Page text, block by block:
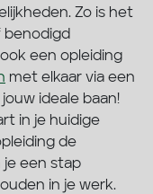
Zo is het
benodigd
een opleiding
met elkaar via een
ideale baan!
in je huidige
de
je een stap
in je werk.